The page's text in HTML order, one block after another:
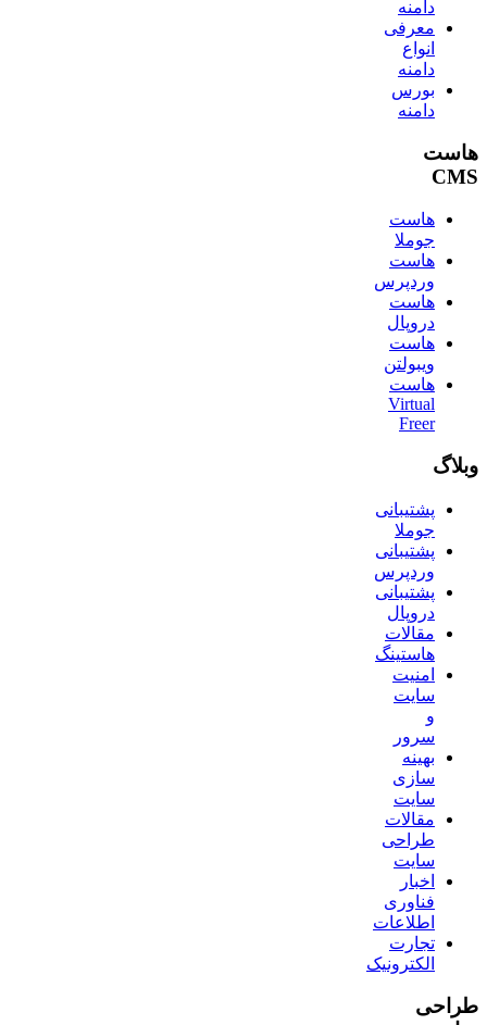
دامنه
معرفی
انواع
دامنه
بورس
دامنه
هاست
CMS
هاست
جوملا
هاست
وردپرس
هاست
دروپال
هاست
ویبولتن
هاست
Virtual
Freer
وبلاگ
پشتیبانی
جوملا
پشتیبانی
وردپرس
پشتیبانی
دروپال
مقالات
هاستینگ
امنیت
سایت
و
سرور
بهینه
سازی
سایت
مقالات
طراحی
سایت
اخبار
فناوری
اطلاعات
تجارت
الکترونیک
طراحی